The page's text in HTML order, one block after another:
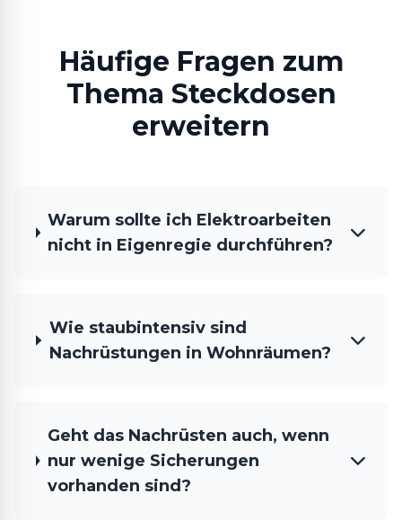
Häufige Fragen zum
Thema Steckdosen
erweitern
Warum sollte ich Elektroarbeiten
nicht in Eigenregie durchführen?
Wie staubintensiv sind
Nachrüstungen in Wohnräumen?
Geht das Nachrüsten auch, wenn
nur wenige Sicherungen
vorhanden sind?